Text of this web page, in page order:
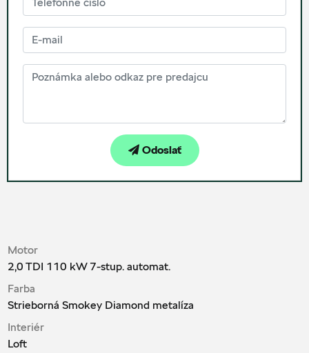
Motor
2,0 TDI 110 kW 7-stup. automat.
Farba
Strieborná Smokey Diamond metalíza
Interiér
Loft
Odoslať